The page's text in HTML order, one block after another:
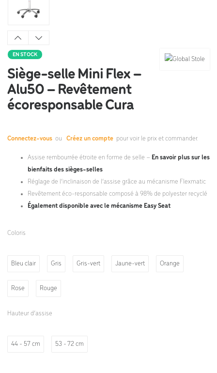
EN STOCK
Siège-selle Mini Flex –
Alu50 – Revêtement
écoresponsable Cura
Connectez-vous ou Créez un compte pour voir le prix et commander.
Assise rembourrée étroite en forme de selle – En savoir plus sur les
bienfaits des sièges-selles
Réglage de l’inclinaison de l’assise grâce au mécanisme Flexmatic
Revêtement éco-responsable composé à 98% de polyester recyclé
Également disponible avec le mécanisme Easy Seat
Coloris
Bleu clair Gris Gris-vert Jaune-vert Orange
Rose Rouge
Hauteur d’assise
44 - 57 cm 53 - 72 cm